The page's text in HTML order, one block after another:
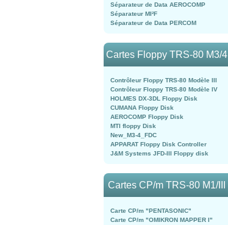
Séparateur de Data AEROCOMP
Séparateur MI²F
Séparateur de Data PERCOM
Cartes Floppy TRS-80 M3/4
Contrôleur Floppy TRS-80 Modèle III
Contrôleur Floppy TRS-80 Modèle IV
HOLMES DX-3DL Floppy Disk
CUMANA Floppy Disk
AEROCOMP Floppy Disk
MTI floppy Disk
New_M3-4_FDC
APPARAT Floppy Disk Controller
J&M Systems JFD-III Floppy disk
Cartes CP/m TRS-80 M1/III
Carte CP/m "PENTASONIC"
Carte CP/m "OMIKRON MAPPER I"